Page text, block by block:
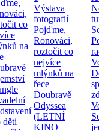
co
na
děti
Výstava
fotografií
Pojďme,
Ronováci,
roztočit co
nejvíce
mlýnků na
řece
Doubravě
Odyssea
(LETNÍ
KINO